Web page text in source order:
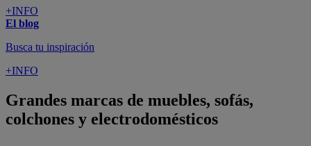
+INFO
El blog
Busca tu inspiración
+INFO
Grandes marcas de muebles, sofás,
colchones y electrodomésticos